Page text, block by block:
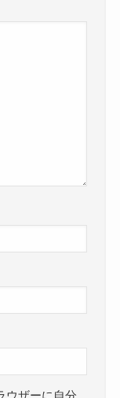
ウザーに自分